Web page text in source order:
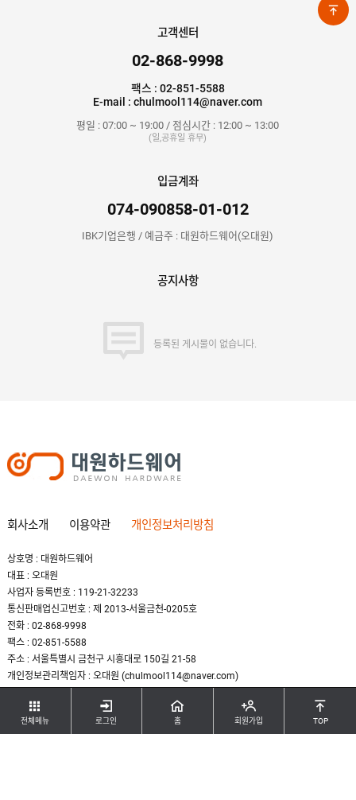
전체메뉴 로그인 홈 회원가입 TOP
고객센터
02-868-9998
팩스 : 02-851-5588
E-mail : chulmool114@naver.com
평일 : 07:00 ~ 19:00 / 점심시간 : 12:00 ~ 13:00
(일,공휴일 휴무)
입금계좌
074-090858-01-012
IBK기업은행 / 예금주 : 대원하드웨어(오대원)
공지사항
등록된 게시물이 없습니다.
회사소개 이용약관 개인정보처리방침
상호명 : 대원하드웨어
대표 : 오대원
사업자 등록번호 : 119-21-32233
통신판매업신고번호 : 제 2013-서울금천-0205호
전화 : 02-868-9998
팩스 : 02-851-5588
주소 : 서울특별시 금천구 시흥대로 150길 21-58
개인정보관리책임자 : 오대원 (chulmool114@naver.com)